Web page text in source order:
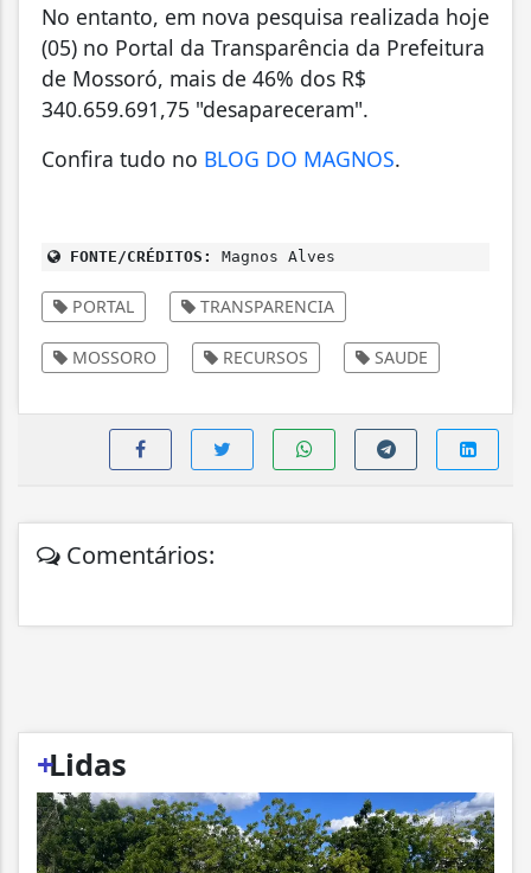
No entanto, em nova pesquisa realizada hoje
(05) no Portal da Transparência da Prefeitura
de Mossoró, mais de 46% dos R$
340.659.691,75 "desapareceram".
Confira tudo no BLOG DO MAGNOS.
FONTE/CRÉDITOS: Magnos Alves
PORTAL TRANSPARENCIA
MOSSORO RECURSOS SAUDE
Comentários:
+
Lidas